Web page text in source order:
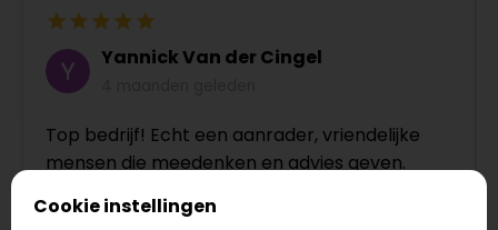
Yannick Van der Cingel
Top bedrijf! Echt een aanrader, vriendelijke
mensen die meedenken en advies geven.
Cookie instellingen